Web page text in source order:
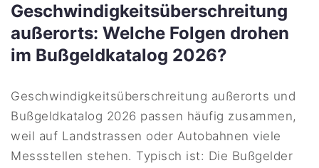
Geschwindigkeitsüberschreitung
außerorts: Welche Folgen drohen
im Bußgeldkatalog 2026?
Geschwindigkeitsüberschreitung außerorts und
Bußgeldkatalog 2026 passen häufig zusammen,
weil auf Landstrassen oder Autobahnen viele
Messstellen stehen. Typisch ist: Die Bußgelder